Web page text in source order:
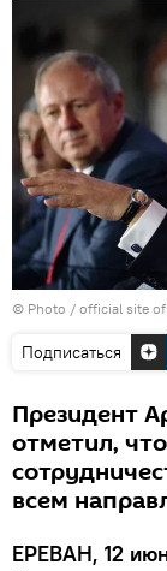
© Photo / official site
Подписаться
Президент
отметил,
всем
ЕРЕВАН, 12